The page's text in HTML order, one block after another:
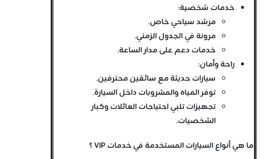
خدمات شخصية:
مرشد سياحي خاص.
مرونة في الجدول الزمني.
خدمات دعم على مدار الساعة.
راحة وأمان:
سيارات حديثة مع سائقين محترفين.
توفر المياه والمشروبات داخل السيارة.
تجهيزات تلبي احتياجات العائلات وكبار
الشخصيات.
ما هي أنواع السيارات المستخدمة في خدمات VIP ؟